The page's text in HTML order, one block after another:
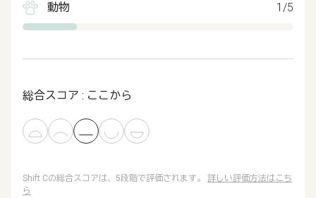
動物 1/5
総合スコア : ここから
Shift Cの総合スコアは、5段階で評価されます。 詳しい評価方法はこち
ら